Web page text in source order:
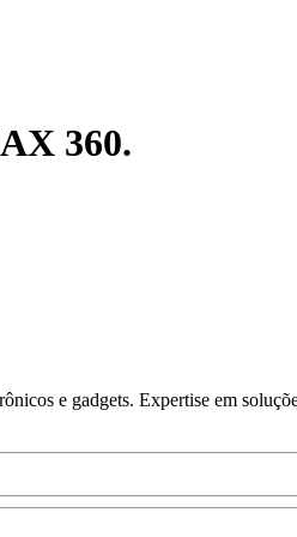
360.
e gadgets. Expertise em